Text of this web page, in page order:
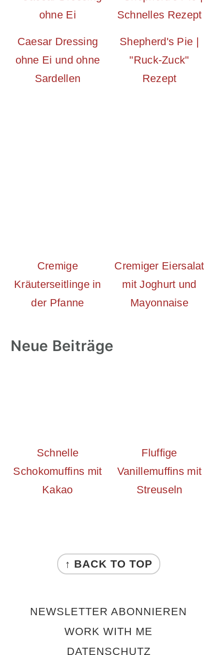
Caesar Dressing
ohne Ei und ohne
Sardellen
Shepherd's Pie |
"Ruck-Zuck"
Rezept
Cremige
Kräuterseitlinge in
der Pfanne
Cremiger Eiersalat
mit Joghurt und
Mayonnaise
Neue Beiträge
Schnelle
Schokomuffins mit
Kakao
Fluffige
Vanillemuffins mit
Streuseln
FOOTER
↑ BACK TO TOP
NEWSLETTER ABONNIEREN
WORK WITH ME
DATENSCHUTZ